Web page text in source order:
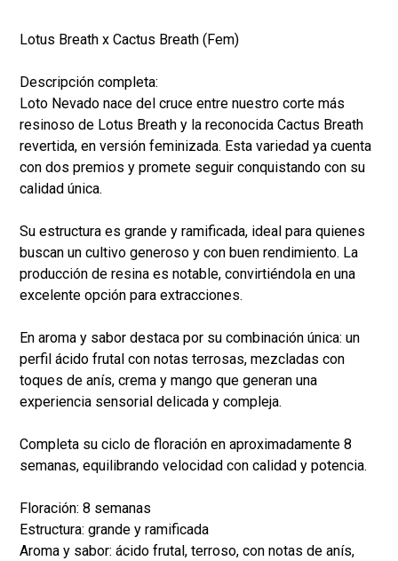
Lotus Breath x Cactus Breath (Fem)
Descripción completa:
Loto Nevado nace del cruce entre nuestro corte más
resinoso de Lotus Breath y la reconocida Cactus Breath
revertida, en versión feminizada. Esta variedad ya cuenta
con dos premios y promete seguir conquistando con su
calidad única.
Su estructura es grande y ramificada, ideal para quienes
buscan un cultivo generoso y con buen rendimiento. La
producción de resina es notable, convirtiéndola en una
excelente opción para extracciones.
En aroma y sabor destaca por su combinación única: un
perfil ácido frutal con notas terrosas, mezcladas con
toques de anís, crema y mango que generan una
experiencia sensorial delicada y compleja.
Completa su ciclo de floración en aproximadamente 8
semanas, equilibrando velocidad con calidad y potencia.
Floración: 8 semanas
Estructura: grande y ramificada
Aroma y sabor: ácido frutal, terroso, con notas de anís,